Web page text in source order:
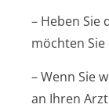
– Heben Sie
möchten
– Wenn Sie
an Ihren